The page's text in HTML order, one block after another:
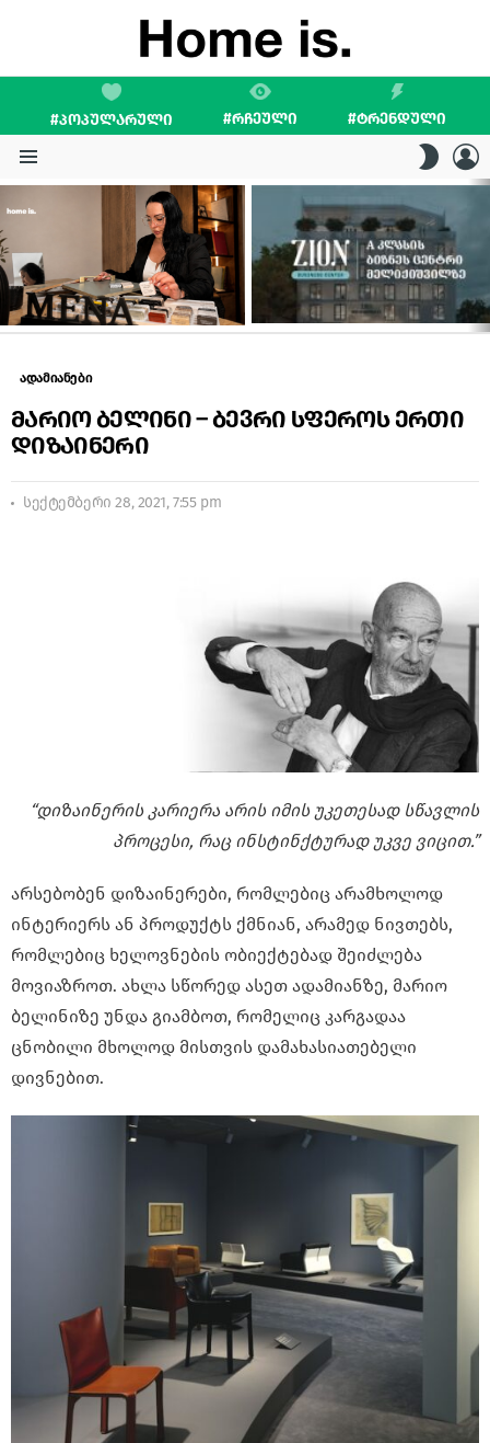
#ᲞᲝᲞᲣᲚᲐᲠᲣᲚᲘ #ᲠᲩᲔᲣᲚᲘ #ᲢᲠᲔᲜᲓᲣᲚᲘ
SKIN
STORIES
ადამიანები
მარიო ბელინი – ბევრი სფეროს ერთი
დიზაინერი
სექტემბერი 28, 2021, 7:55 pm
“დიზაინერის კარიერა არის იმის უკეთესად სწავლის
პროცესი, რაც ინსტინქტურად უკვე ვიცით.”
არსებობენ დიზაინერები, რომლებიც არამხოლოდ
ინტერიერს ან პროდუქტს ქმნიან, არამედ ნივთებს,
რომლებიც ხელოვნების ობიექტებად შეიძლება
მოვიაზროთ. ახლა სწორედ ასეთ ადამიანზე, მარიო
ბელინიზე უნდა გიამბოთ, რომელიც კარგადაა
ცნობილი მხოლოდ მისთვის დამახასიათებელი
დივნებით.